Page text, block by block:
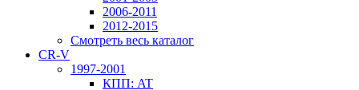
2006-2011
2012-2015
Смотреть весь каталог
CR-V
1997-2001
КПП: AT